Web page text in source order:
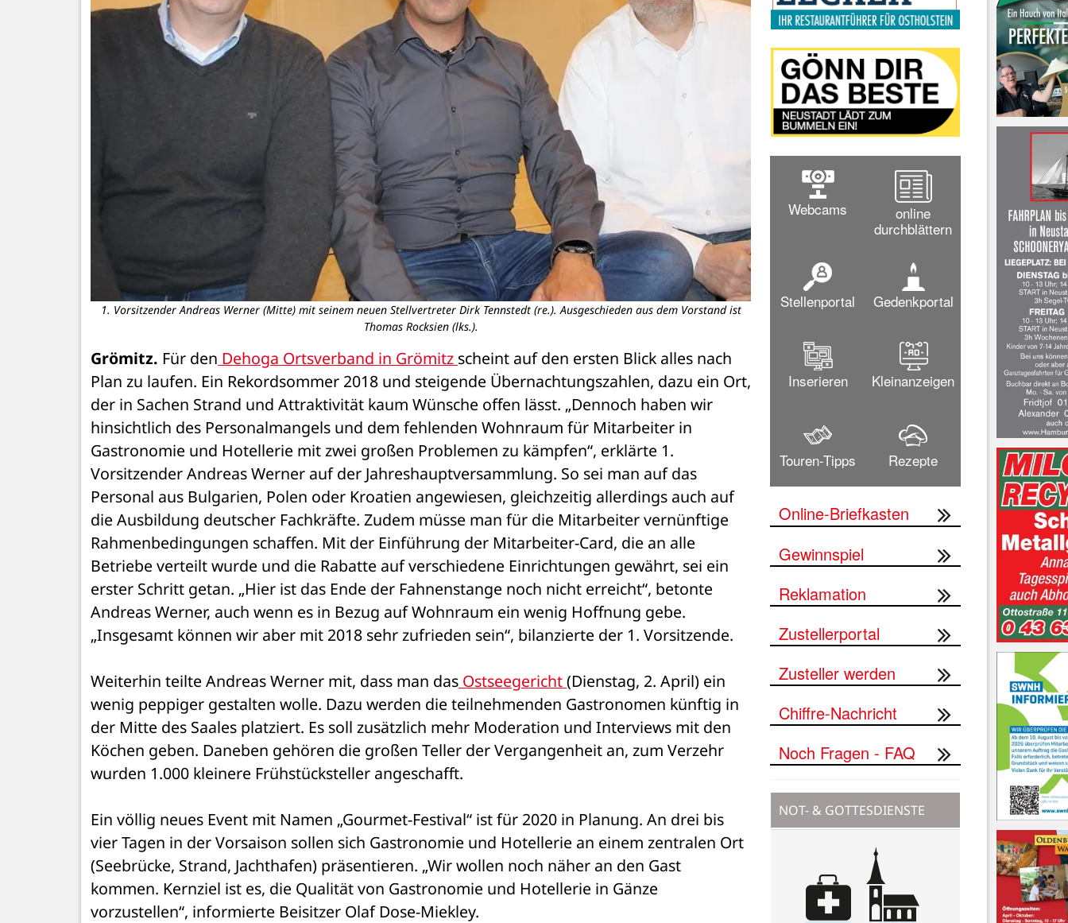
1. Vorsitzender Andreas Werner (Mitte) mit seinem neuen Stellvertreter Dirk Tennstedt (re.). Ausgeschieden aus dem Vorstand ist
Thomas Rocksien (lks.).
Grömitz. Für den Dehoga Ortsverband in Grömitz scheint auf den ersten Blick alles nach
Plan zu laufen. Ein Rekordsommer 2018 und steigende Übernachtungszahlen, dazu ein Ort,
der in Sachen Strand und Attraktivität kaum Wünsche offen lässt. „Dennoch haben wir
hinsichtlich des Personalmangels und dem fehlenden Wohnraum für Mitarbeiter in
Gastronomie und Hotellerie mit zwei großen Problemen zu kämpfen“, erklärte 1.
Vorsitzender Andreas Werner auf der Jahreshauptversammlung. So sei man auf das
Personal aus Bulgarien, Polen oder Kroatien angewiesen, gleichzeitig allerdings auch auf
die Ausbildung deutscher Fachkräfte. Zudem müsse man für die Mitarbeiter vernünftige
Rahmenbedingungen schaffen. Mit der Einführung der Mitarbeiter-Card, die an alle
Betriebe verteilt wurde und die Rabatte auf verschiedene Einrichtungen gewährt, sei ein
erster Schritt getan. „Hier ist das Ende der Fahnenstange noch nicht erreicht“, betonte
Andreas Werner, auch wenn es in Bezug auf Wohnraum ein wenig Hoffnung gebe.
„Insgesamt können wir aber mit 2018 sehr zufrieden sein“, bilanzierte der 1. Vorsitzende.
Weiterhin teilte Andreas Werner mit, dass man das Ostseegericht (Dienstag, 2. April) ein
wenig peppiger gestalten wolle. Dazu werden die teilnehmenden Gastronomen künftig in
der Mitte des Saales platziert. Es soll zusätzlich mehr Moderation und Interviews mit den
Köchen geben. Daneben gehören die großen Teller der Vergangenheit an, zum Verzehr
wurden 1.000 kleinere Frühstücksteller angeschafft.
Ein völlig neues Event mit Namen „Gourmet-Festival“ ist für 2020 in Planung. An drei bis
vier Tagen in der Vorsaison sollen sich Gastronomie und Hotellerie an einem zentralen Ort
(Seebrücke, Strand, Jachthafen) präsentieren. „Wir wollen noch näher an den Gast
kommen. Kernziel ist es, die Qualität von Gastronomie und Hotellerie in Gänze
vorzustellen“, informierte Beisitzer Olaf Dose-Miekley.
online
Online-Briefkasten
Gewinnspiel
Reklamation
Zustellerportal
Zusteller werden
Chiffre-Nachricht
Noch Fragen - FAQ
NOT- & GOTTESDIENSTE